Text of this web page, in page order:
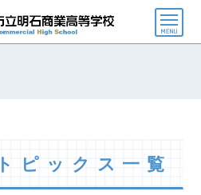
メ
ニ
ピックス一覧